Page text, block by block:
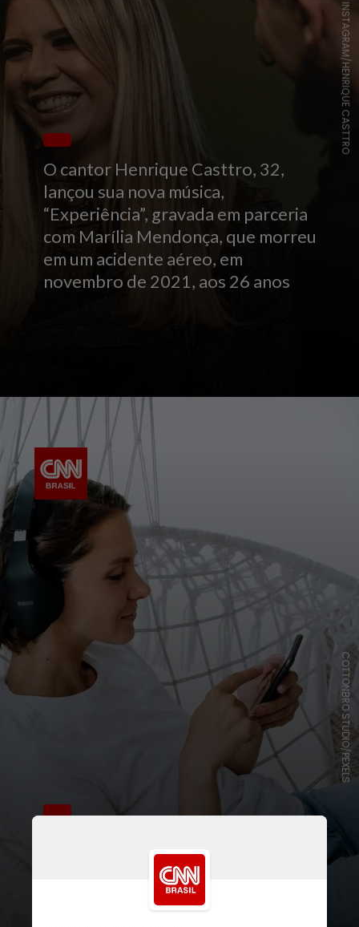
O cantor Henrique Casttro, 32,
lançou sua nova música,
“Experiência”, gravada em parceria
com Marília Mendonça, que morreu
em um acidente aéreo, em
novembro de 2021, aos 26 anos
INSTAGRAM/HENRIQUE CASTTRO
COTTONBRO STUDIO/PEXELS
principais plataformas de músicas